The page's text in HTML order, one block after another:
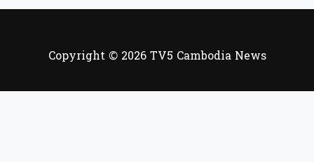
Copyright © 2026 TV5 Cambodia News